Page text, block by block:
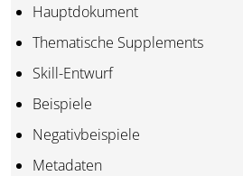
Hauptdokument
Thematische Supplements
Skill-Entwurf
Beispiele
Negativbeispiele
Metadaten